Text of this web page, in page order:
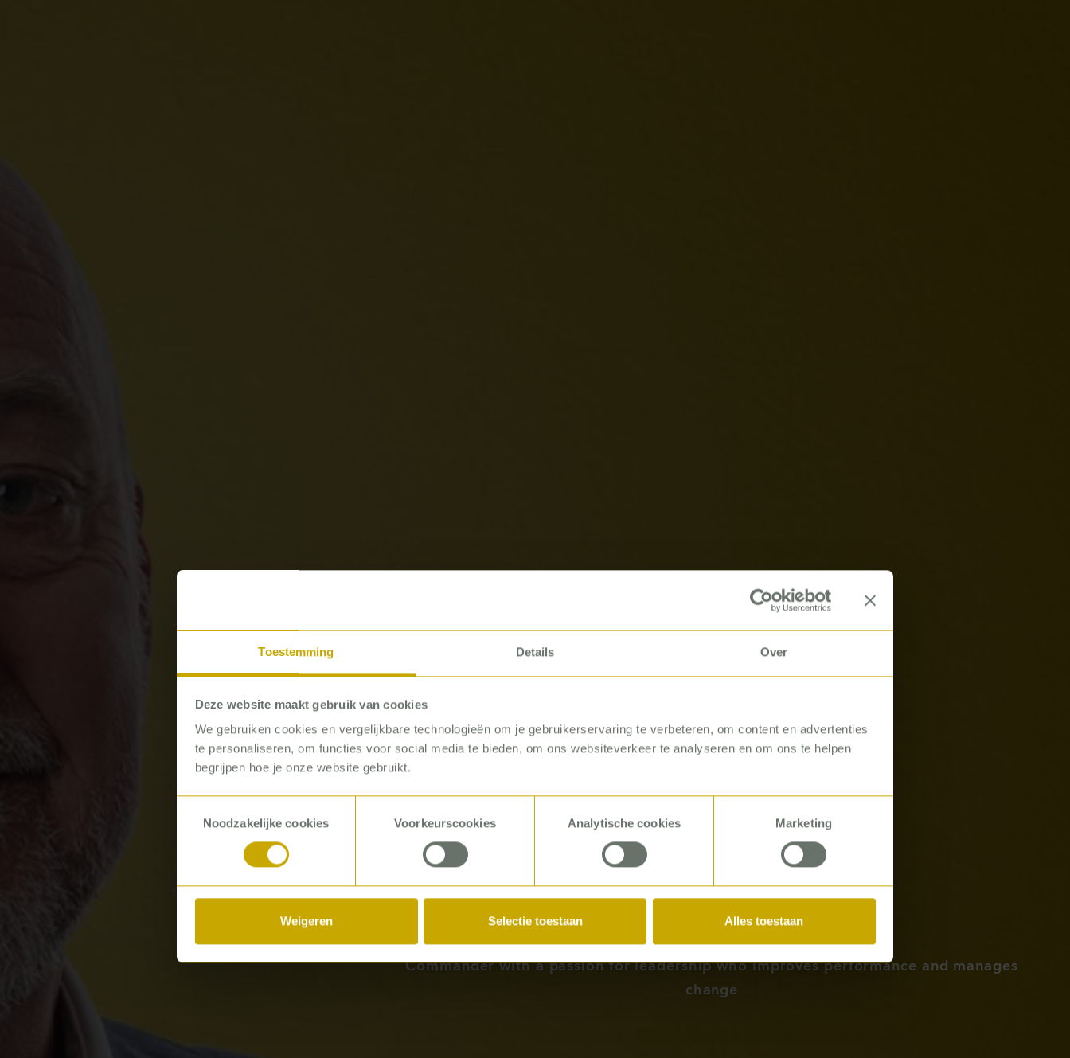
Toestemming Details Over
Deze website maakt gebruik van cookies
We gebruiken cookies en vergelijkbare technologieën om je gebruikerservaring te verbeteren, om content en advertenties
te personaliseren, om functies voor social media te bieden, om ons websiteverkeer te analyseren en om ons te helpen
begrijpen hoe je onze website gebruikt.
Noodzakelijke cookies
Voorkeurscookies Analytische cookies Marketing
Weigeren Selectie toestaan Alles toestaan
Harm Quax
Commander with a passion for leadership who improves performance and manages
change